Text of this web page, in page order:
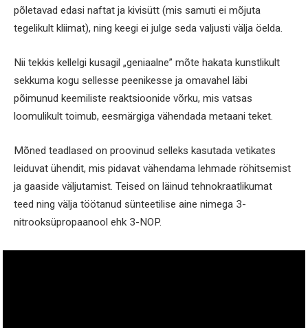
põletavad edasi naftat ja kivisütt (mis samuti ei mõjuta
tegelikult kliimat), ning keegi ei julge seda valjusti välja öelda.
Nii tekkis kellelgi kusagil „geniaalne” mõte hakata kunstlikult
sekkuma kogu sellesse peenikesse ja omavahel läbi
põimunud keemiliste reaktsioonide võrku, mis vatsas
loomulikult toimub, eesmärgiga vähendada metaani teket.
Mõned teadlased on proovinud selleks kasutada vetikates
leiduvat ühendit, mis pidavat vähendama lehmade röhitsemist
ja gaaside väljutamist. Teised on läinud tehnokraatlikumat
teed ning välja töötanud sünteetilise aine nimega 3-
nitrooksüpropaanool ehk 3-NOP.